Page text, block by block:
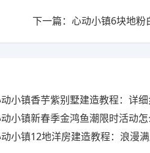
下一篇：心动小镇6块地粉
小镇香芋紫别墅建造教程：详细步
小镇新春季金鸿鱼潮限时活动
小镇12地洋房建造教程：浪漫